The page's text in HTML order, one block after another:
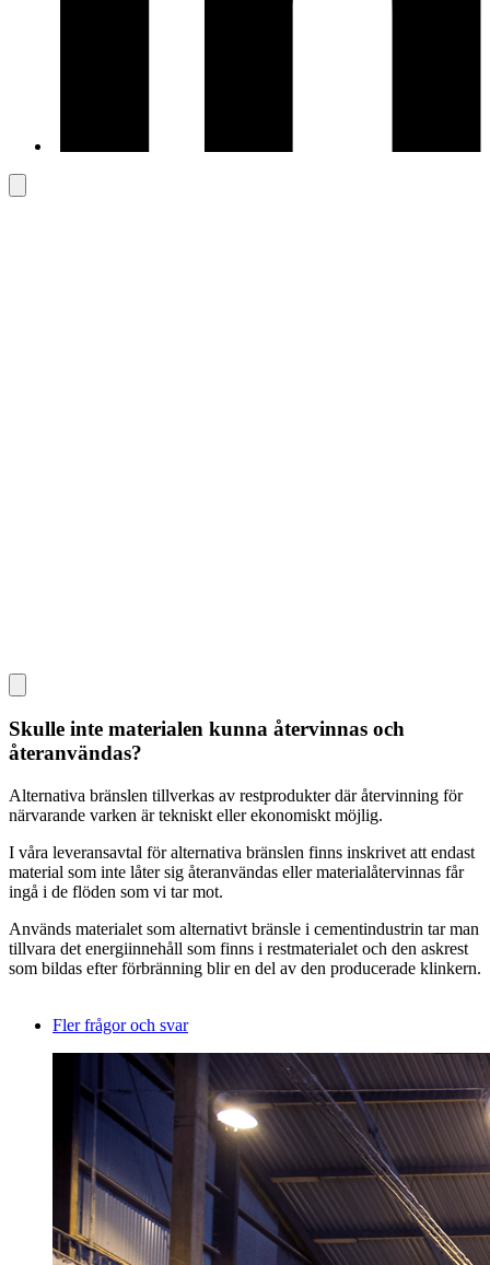
Skulle inte materialen kunna återvinnas och
återanvändas?
Alternativa bränslen tillverkas av restprodukter där återvinning för
närvarande varken är tekniskt eller ekonomiskt möjlig.
I våra leveransavtal för alternativa bränslen finns inskrivet att endast
material som inte låter sig återanvändas eller materialåtervinnas får
ingå i de flöden som vi tar mot.
Används materialet som alternativt bränsle i cementindustrin tar man
tillvara det energiinnehåll som finns i restmaterialet och den askrest
som bildas efter förbränning blir en del av den producerade klinkern.
Fler frågor och svar